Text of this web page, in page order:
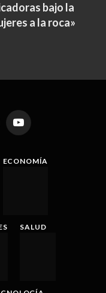
bajo la
a la roca»
YouTube
ECONOMÍA
SALUD